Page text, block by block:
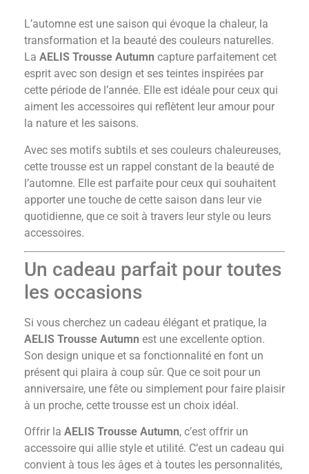
L’automne est une saison qui évoque la chaleur, la
transformation et la beauté des couleurs naturelles.
La AELIS Trousse Autumn capture parfaitement cet
esprit avec son design et ses teintes inspirées par
cette période de l’année. Elle est idéale pour ceux qui
aiment les accessoires qui reflètent leur amour pour
la nature et les saisons.
Avec ses motifs subtils et ses couleurs chaleureuses,
cette trousse est un rappel constant de la beauté de
l’automne. Elle est parfaite pour ceux qui souhaitent
apporter une touche de cette saison dans leur vie
quotidienne, que ce soit à travers leur style ou leurs
accessoires.
Un cadeau parfait pour toutes
les occasions
Si vous cherchez un cadeau élégant et pratique, la
AELIS Trousse Autumn est une excellente option.
Son design unique et sa fonctionnalité en font un
présent qui plaira à coup sûr. Que ce soit pour un
anniversaire, une fête ou simplement pour faire plaisir
à un proche, cette trousse est un choix idéal.
Offrir la AELIS Trousse Autumn, c’est offrir un
accessoire qui allie style et utilité. C’est un cadeau qui
convient à tous les âges et à toutes les personnalités,